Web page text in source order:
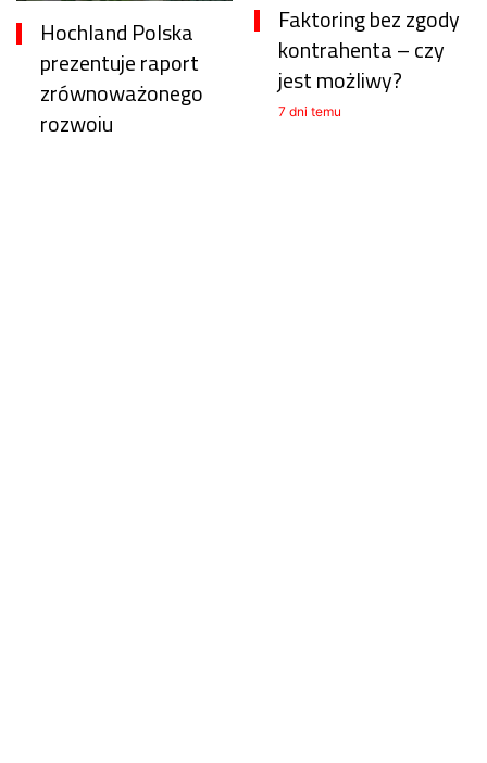
Hochland Polska
prezentuje raport
zrównoważonego
rozwoju
Faktoring bez zgody
kontrahenta – czy
jest możliwy?
7 dni temu